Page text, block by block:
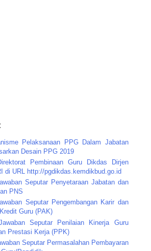
Pelaksanaan PPG Dalam Jabatan
Desain PPG 2019
Pembinaan Guru Dikdas Dirjen
di URL http://pgdikdas.kemdikbud.go.id
Seputar Penyetaraan Jabatan dan
PNS
Seputar Pengembangan Karir dan
Guru (PAK)
Seputar Penilaian Kinerja Guru
Prestasi Kerja (PPK)
Seputar Permasalahan Pembayaran